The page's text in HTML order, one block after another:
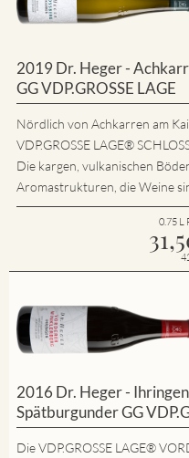
2019 Dr. Heger -
GG VDP.GROSSE LAGE
Nördlich von Achkarren am
VDP.GROSSE LAGE®
Die kargen, vulkanischen
Aromastrukturen, die Weine
0.75 L
2016 Dr. Heger -
Spätburgunder GG
Die VDP.GROSSE LAGE®